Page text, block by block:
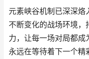
元素峡谷机制已深深烙
不断变化的战场环境
力，让每一场对局都
永远在等待着下一个精